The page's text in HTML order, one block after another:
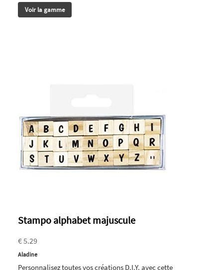
Voir la gamme
Stampo alphabet majuscule
€ 5.29
Aladine
Personnalisez toutes vos créations D.I.Y. avec cette